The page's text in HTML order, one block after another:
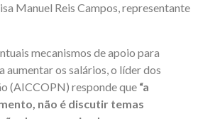
Manuel Reis Campos, representante
mecanismos de apoio para
aumentar os salários, o líder dos
(AICCOPN) responde que “a
não é discutir temas